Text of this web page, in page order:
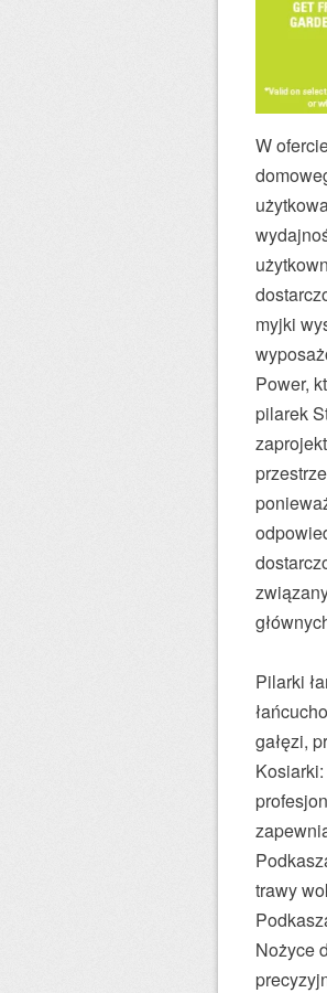
W
myjki
Power,
pilarek
Pilarki
gałęzi,
trawy
Nożyce